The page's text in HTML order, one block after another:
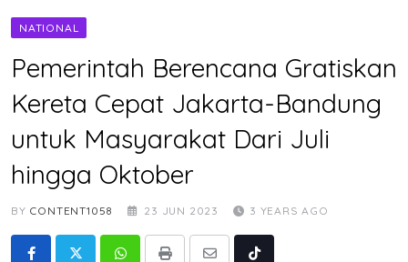
NATIONAL
Pemerintah Berencana Gratiskan
Kereta Cepat Jakarta-Bandung
untuk Masyarakat Dari Juli
hingga Oktober
BY CONTENT1058 23 JUN 2023 3 YEARS AGO